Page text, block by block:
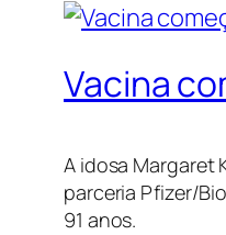
Vacina
A idosa Margaret
parceria Pfizer/
91 anos.